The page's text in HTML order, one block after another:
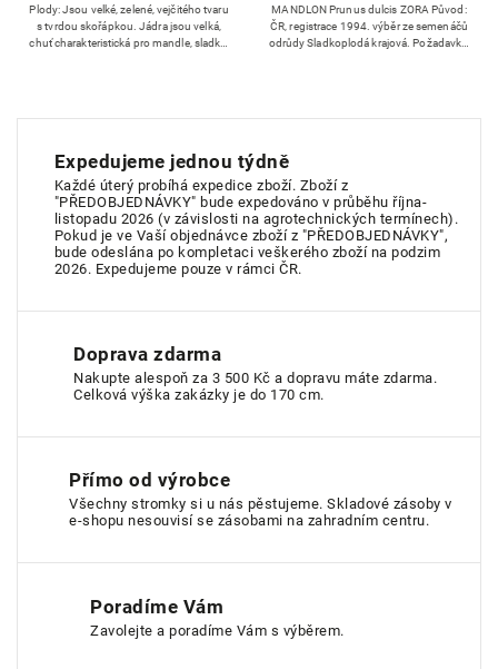
Plody: Jsou velké, zelené, vejčitého tvaru
s tvrdou skořápkou. Jádra jsou velká,
chuť charakteristická pro mandle, sladká,
MANDLON Prunus dulcis ZORA Původ:
ČR, registrace 1994. výběr ze semenáčů
odrůdy Sladkoplodá krajová. Požadavky:
Expedujeme jednou týdně
Každé úterý probíhá expedice zboží. Zboží z
"PŘEDOBJEDNÁVKY" bude expedováno v průběhu října-
listopadu 2026 (v závislosti na agrotechnických termínech).
Pokud je ve Vaší objednávce zboží z "PŘEDOBJEDNÁVKY",
bude odeslána po kompletaci veškerého zboží na podzim
2026. Expedujeme pouze v rámci ČR.
Doprava zdarma
Nakupte alespoň za 3 500 Kč a dopravu máte zdarma.
Celková výška zakázky je do 170 cm.
Přímo od výrobce
Všechny stromky si u nás pěstujeme. Skladové zásoby v
e-shopu nesouvisí se zásobami na zahradním centru.
Poradíme Vám
Zavolejte a poradíme Vám s výběrem.